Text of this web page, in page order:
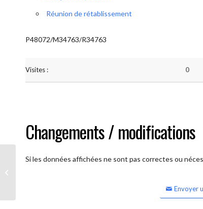
Réunion de rétablissement
P48072/M34763/R34763
Visites : 0
Changements / modifications
Si les données affichées ne sont pas correctes ou
Envoyer